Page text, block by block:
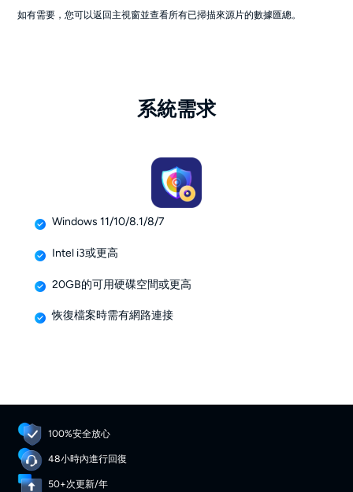
如有需要，您可以返回主視窗並查看所有已掃描來源片的數據匯總。
系統需求
Windows 11/10/8.1/8/7
Intel i3或更高
20GB的可用硬碟空間或更高
恢復檔案時需有網路連接
100%安全放心
48小時內進行回復
50+次更新/年